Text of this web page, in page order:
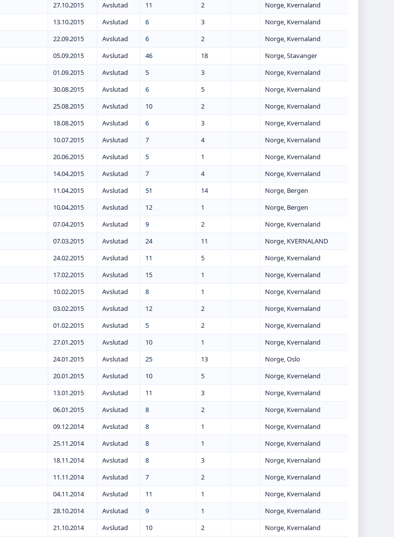
27.10.2015 Avslutad 11 2
Norge, Kvernaland
13.10.2015 Avslutad 6 3
Norge, Kvernaland
22.09.2015 Avslutad 6 2
Norge, Kvernaland
05.09.2015 Avslutad 46 18
Norge, Stavanger
01.09.2015 Avslutad 5 3
Norge, Kvernaland
30.08.2015 Avslutad 6 5
Norge, Kvernaland
25.08.2015 Avslutad 10 2
Norge, Kvernaland
18.08.2015 Avslutad 6 3
Norge, Kvernaland
10.07.2015 Avslutad 7 4
Norge, Kvernaland
20.06.2015 Avslutad 5 1
Norge, Kvernaland
14.04.2015 Avslutad 7 4
Norge, Kvernaland
11.04.2015 Avslutad 51 14
Norge, Bergen
10.04.2015 Avslutad 12 1
Norge, Bergen
07.04.2015 Avslutad 9 2
Norge, Kvernaland
07.03.2015 Avslutad 24 11
Norge, KVERNALAND
24.02.2015 Avslutad 11 5
Norge, Kvernaland
17.02.2015 Avslutad 15 1
Norge, Kvernaland
10.02.2015 Avslutad 8 1
Norge, Kvernaland
03.02.2015 Avslutad 12 2
Norge, Kvernaland
01.02.2015 Avslutad 5 2
Norge, Kvernaland
27.01.2015 Avslutad 10 1
Norge, Kvernaland
24.01.2015 Avslutad 25 13
Norge, Oslo
20.01.2015 Avslutad 10 5
Norge, Kverneland
13.01.2015 Avslutad 11 3
Norge, Kvernaland
06.01.2015 Avslutad 8 2
Norge, Kvernaland
09.12.2014 Avslutad 8 1
Norge, Kvernaland
25.11.2014 Avslutad 8 1
Norge, Kvernaland
18.11.2014 Avslutad 8 3
Norge, Kvernaland
11.11.2014 Avslutad 7 2
Norge, Kvernaland
04.11.2014 Avslutad 11 1
Norge, Kvernaland
28.10.2014 Avslutad 9 1
Norge, Kvernaland
21.10.2014 Avslutad 10 2 Norge, Kvernaland